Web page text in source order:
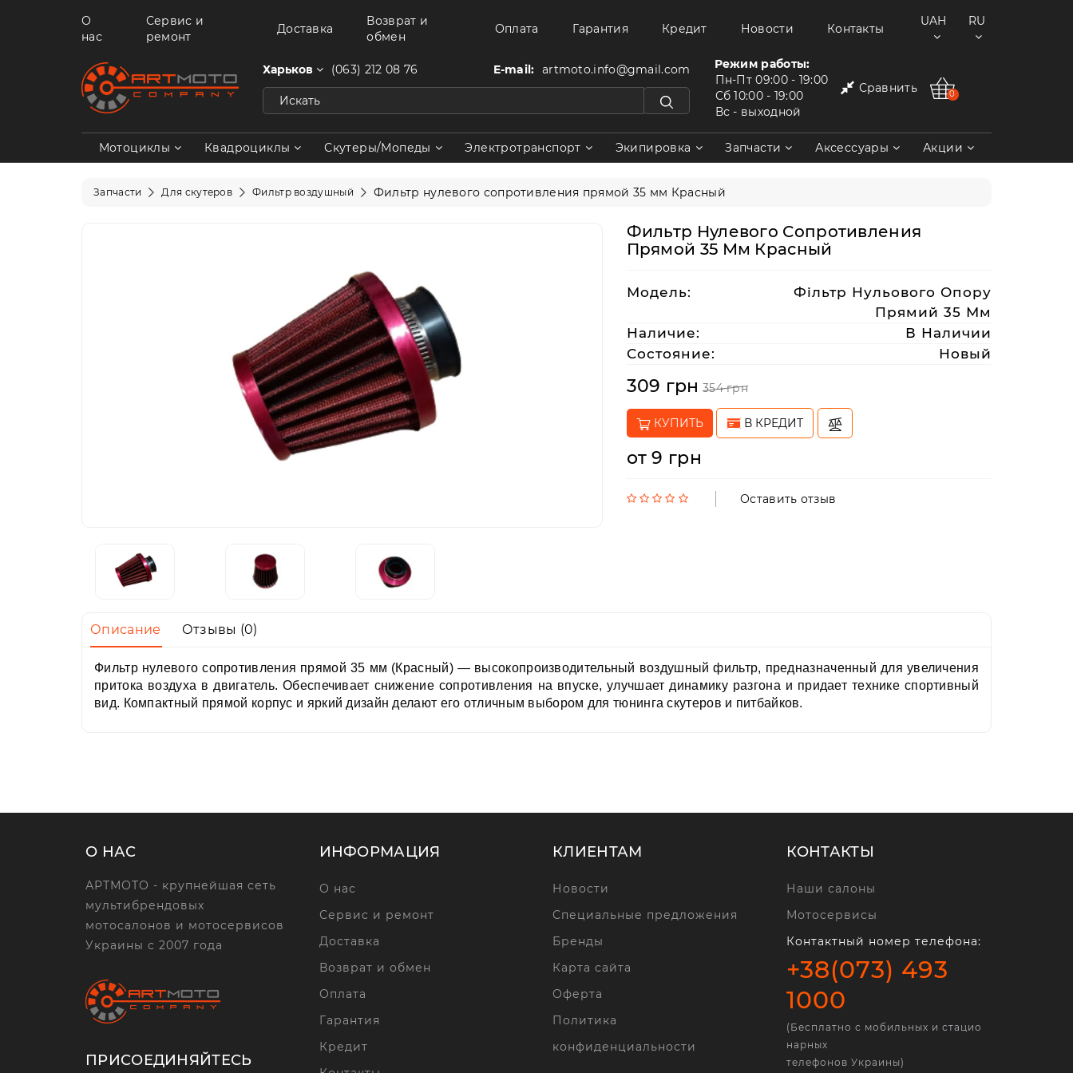
О
нас
Сервис и
ремонт
Доставка
Возврат и
обмен
Оплата Гарантия Кредит Новости Контакты
UAH RU
Харьков (063) 212 08 76 E-mail: artmoto.info@gmail.com
Режим работы:
Пн-Пт 09:00 - 19:00
Сб 10:00 - 19:00
Вс - выходной
Сравнить 0
Мотоциклы Квадроциклы Скутеры/Мопеды Электротранспорт Экипировка Запчасти Аксессуары Акции
Запчасти Для скутеров Фильтр воздушный Фильтр нулевого сопротивления прямой 35 мм Красный
Фильтр Нулевого Сопротивления
Прямой 35 Мм Красный
Модель:
Фільтр Нульового Опору
Прямий 35 Мм
Наличие:
В Наличии
Состояние:
Новый
309 грн 354 грн
КУПИТЬ В КРЕДИТ
от 9 грн
Оставить отзыв
Описание Отзывы (0)
Фильтр нулевого сопротивления прямой 35 мм (Красный) — высокопроизводительный воздушный фильтр, предназначенный для увеличения
притока воздуха в двигатель. Обеспечивает снижение сопротивления на впуске, улучшает динамику разгона и придает технике спортивный
вид. Компактный прямой корпус и яркий дизайн делают его отличным выбором для тюнинга скутеров и питбайков.
О НАС
АРТМОТО - крупнейшая сеть
мультибрендовых
мотосалонов и мотосервисов
Украины с 2007 года
ПРИСОЕДИНЯЙТЕСЬ
ИНФОРМАЦИЯ
О нас
Сервис и ремонт
Доставка
Возврат и обмен
Оплата
Гарантия
Кредит
КЛИЕНТАМ
Новости
Специальные предложения
Бренды
Карта сайта
Оферта
Политика
конфиденциальности
КОНТАКТЫ
Наши салоны
Мотосервисы
Контактный номер телефона:
+38(073) 493
1000
(Бесплатно с мобильных и стацио
нарных
телефонов Украины)